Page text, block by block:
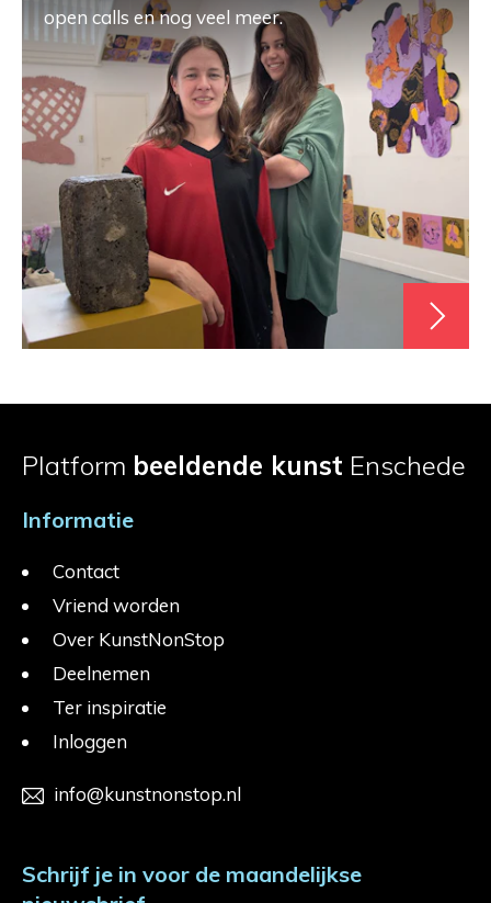
open calls en nog veel meer.
Platform beeldende kunst Enschede
Informatie
Contact
Vriend worden
Over KunstNonStop
Deelnemen
Ter inspiratie
Inloggen
info@kunstnonstop.nl
Schrijf je in voor de maandelijkse